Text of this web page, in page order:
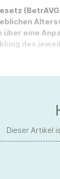
eine
des
Dieser Artikel